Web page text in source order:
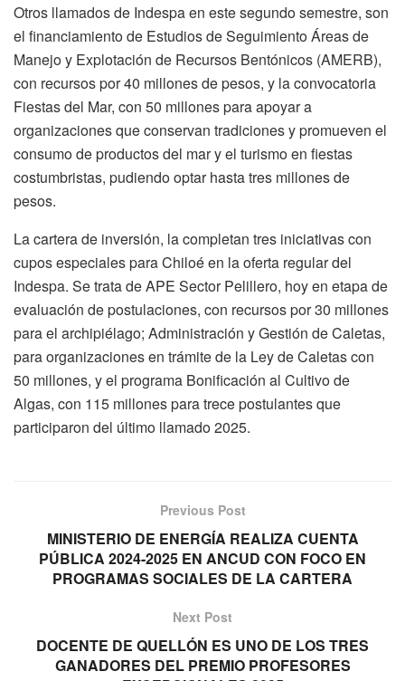
Otros llamados de Indespa en este segundo semestre, son
el financiamiento de Estudios de Seguimiento Áreas de
Manejo y Explotación de Recursos Bentónicos (AMERB),
con recursos por 40 millones de pesos, y la convocatoria
Fiestas del Mar, con 50 millones para apoyar a
organizaciones que conservan tradiciones y promueven el
consumo de productos del mar y el turismo en fiestas
costumbristas, pudiendo optar hasta tres millones de
pesos.
La cartera de inversión, la completan tres iniciativas con
cupos especiales para Chiloé en la oferta regular del
Indespa. Se trata de APE Sector Pelillero, hoy en etapa de
evaluación de postulaciones, con recursos por 30 millones
para el archipiélago; Administración y Gestión de Caletas,
para organizaciones en trámite de la Ley de Caletas con
50 millones, y el programa Bonificación al Cultivo de
Algas, con 115 millones para trece postulantes que
participaron del último llamado 2025.
Previous Post
MINISTERIO DE ENERGÍA REALIZA CUENTA
PÚBLICA 2024-2025 EN ANCUD CON FOCO EN
PROGRAMAS SOCIALES DE LA CARTERA
Next Post
DOCENTE DE QUELLÓN ES UNO DE LOS TRES
GANADORES DEL PREMIO PROFESORES